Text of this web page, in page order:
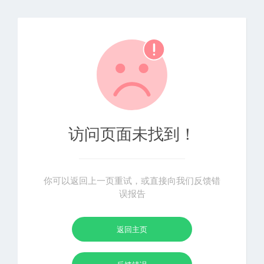
访问页面未找到！
你可以返回上一页重试，或直接向我们反馈错
误报告
返回主页